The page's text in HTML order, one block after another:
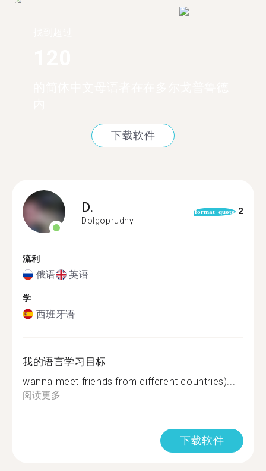
下载软件
D.
Dolgoprudny
format_quote 2
流利
俄语 英语
学
西班牙语
我的语言学习目标
wanna meet friends from different countries)...
阅读更多
下载软件